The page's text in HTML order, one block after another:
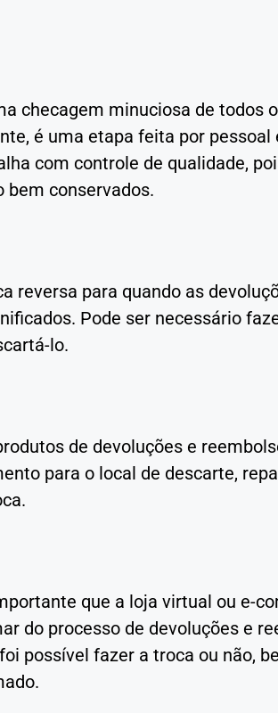
checagem minuciosa de todos
é uma etapa feita por pessoal
com controle de qualidade,
bem conservados.
reversa para quando as
Pode ser necessário
lo.
de devoluções e
para o local de descarte,
que a loja virtual ou e-
do processo de devoluções e
possível fazer a troca ou não,